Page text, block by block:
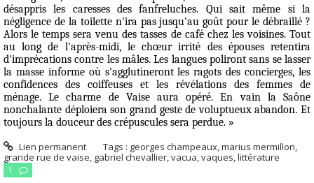
désappris les caresses des fanfreluches. Qui sait même si la
négligence de la toilette n'ira pas jusqu'au goût pour le débraillé ?
Alors le temps sera venu des tasses de café chez les voisines. Tout
au long de l'après-midi, le chœur irrité des épouses retentira
d'imprécations contre les mâles. Les langues poliront sans se lasser
la masse informe où s'agglutineront les ragots des concierges, les
confidences des coiffeuses et les révélations des femmes de
ménage. Le charme de Vaise aura opéré. En vain la Saône
nonchalante déploiera son grand geste de voluptueux abandon. Et
toujours la douceur des crépuscules sera perdue. »
Lien permanent
Tags : georges champeaux,marius mermillon,
grande rue de vaise, gabriel chevallier,vacua,vaques,littérature
1